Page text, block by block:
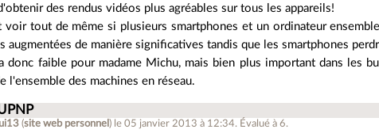
des rendus vidéos plus agréables sur tous les appareils!
voir tout de même si plusieurs smartphones et un ordinateur
augmentées de manière significatives tandis que les smartphones
donc faible pour madame Michu, mais bien plus important dans les
l'ensemble des machines en réseau.
(site web personnel ) le 05 janvier 2013 à 12:34. Évalué à6.